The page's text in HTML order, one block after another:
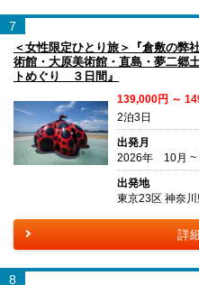
7
＜女性限定ひとり旅＞『倉敷の
術館・大原美術館・直島・夢二
トめぐり ３日間』
139,000円 ～
2泊3日
出発月
2026年 10月 ~
出発地
東京23区 神奈
詳
8